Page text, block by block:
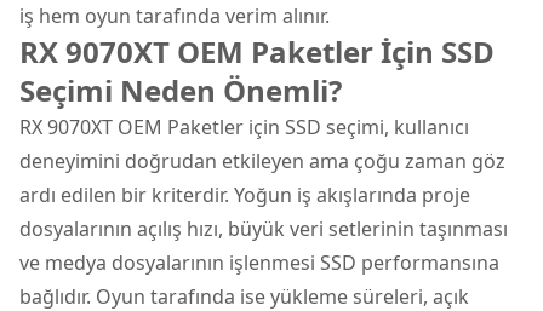
iş hem oyun tarafında verim alınır.
RX 9070XT OEM Paketler İçin SSD
Seçimi Neden Önemli?
RX 9070XT OEM Paketler için SSD seçimi, kullanıcı
deneyimini doğrudan etkileyen ama çoğu zaman göz
ardı edilen bir kriterdir. Yoğun iş akışlarında proje
dosyalarının açılış hızı, büyük veri setlerinin taşınması
ve medya dosyalarının işlenmesi SSD performansına
bağlıdır. Oyun tarafında ise yükleme süreleri, açık